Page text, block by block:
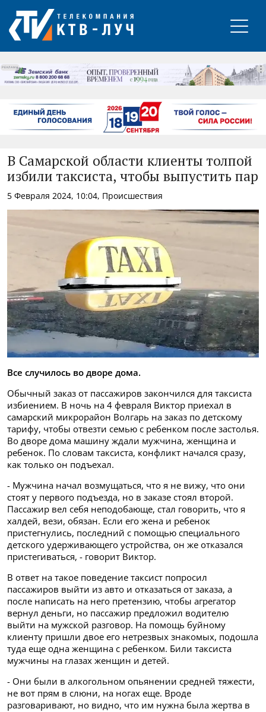
РЕКЛАМА
В Самарской области клиенты толпой
избили таксиста, чтобы выпустить пар
5 Февраля 2024, 10:04, Происшествия
Все случилось во дворе дома.
Обычный заказ от пассажиров закончился для таксиста
избиением. В ночь на 4 февраля Виктор приехал в
самарский микрорайон Волгарь на заказ по детскому
тарифу, чтобы отвезти семью с ребенком после застолья.
Во дворе дома машину ждали мужчина, женщина и
ребенок. По словам таксиста, конфликт начался сразу,
как только он подъехал.
- Мужчина начал возмущаться, что я не вижу, что они
стоят у первого подъезда, но в заказе стоял второй.
Пассажир вел себя неподобающе, стал говорить, что я
халдей, вези, обязан. Если его жена и ребенок
пристегнулись, последний с помощью специального
детского удерживающего устройства, он же отказался
пристегиваться, - говорит Виктор.
В ответ на такое поведение таксист попросил
пассажиров выйти из авто и отказаться от заказа, а
после написать на него претензию, чтобы агрегатор
вернул деньги, но пассажир предложил водителю
выйти на мужской разговор. На помощь буйному
клиенту пришли двое его нетрезвых знакомых, подошла
туда еще одна женщина с ребенком. Били таксиста
мужчины на глазах женщин и детей.
- Они были в алкогольном опьянении средней тяжести,
не вот прям в слюни, на ногах еще. Вроде
разговаривают, но видно, что им нужна была жертва в